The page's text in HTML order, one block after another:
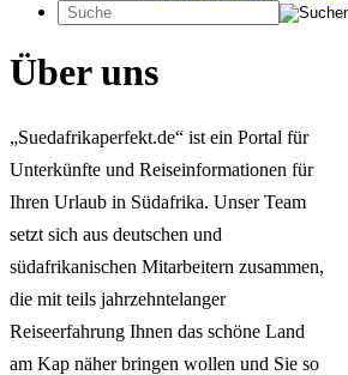
Über uns
„Suedafrikaperfekt.de“ ist ein Portal für
Unterkünfte und Reiseinformationen für
Ihren Urlaub in Südafrika. Unser Team
setzt sich aus deutschen und
südafrikanischen Mitarbeitern zusammen,
die mit teils jahrzehntelanger
Reiseerfahrung Ihnen das schöne Land
am Kap näher bringen wollen und Sie so